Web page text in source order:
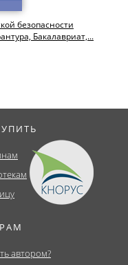
безопасности
Бакалавриат,...
автором?